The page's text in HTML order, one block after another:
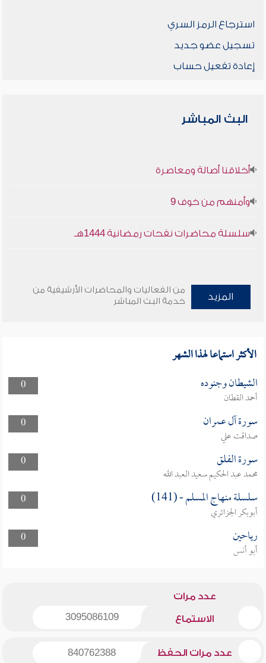
استرجاع الرمز السري
تسجيل عضو جديد
إعادة تفعيل حساب
البث المباشر
أخلاقنا أصالة ومعاصرة
وأمنهم من خوف 9
سلسلة محاضرات نفحات رمضانية 1444هـ
المزيد
من الفعاليات والمحاضرات الأرشيفية من
خدمة البث المباشر
الأكثر استماعا لهذا الشهر
0 الشيطان وجنوده
أحمد القطان
0
سورة آل عمران
صداقت علي
0
سورة الفلق
محمد عبد الحكيم سعيد العبد الله
0
سلسلة منهاج المسلم - (141)
أبوبكر الجزائري
0
رياحين
أبو أنس
عدد مرات
الاستماع 3095086109
عدد مرات الحفظ 840762388